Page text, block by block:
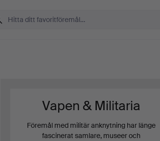
Vapen & Militaria
Föremål med militär anknytning har länge
fascinerat samlare, museer och